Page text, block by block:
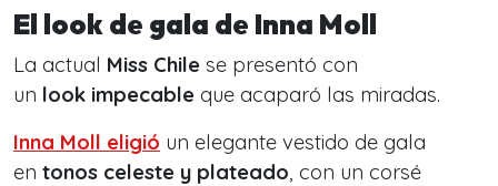
El look de gala de Inna Moll
La actual Miss Chile se presentó con
un look impecable que acaparó las miradas.
Inna Moll eligió un elegante vestido de gala
en tonos celeste y plateado, con un corsé